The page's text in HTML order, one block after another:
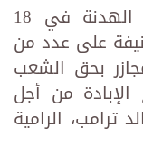
ويذكر الاحتلال الإسرائيلي خرق الهدنة في 18
على عدد من
بحق الشعب
من أجل
ترامب، الرامية